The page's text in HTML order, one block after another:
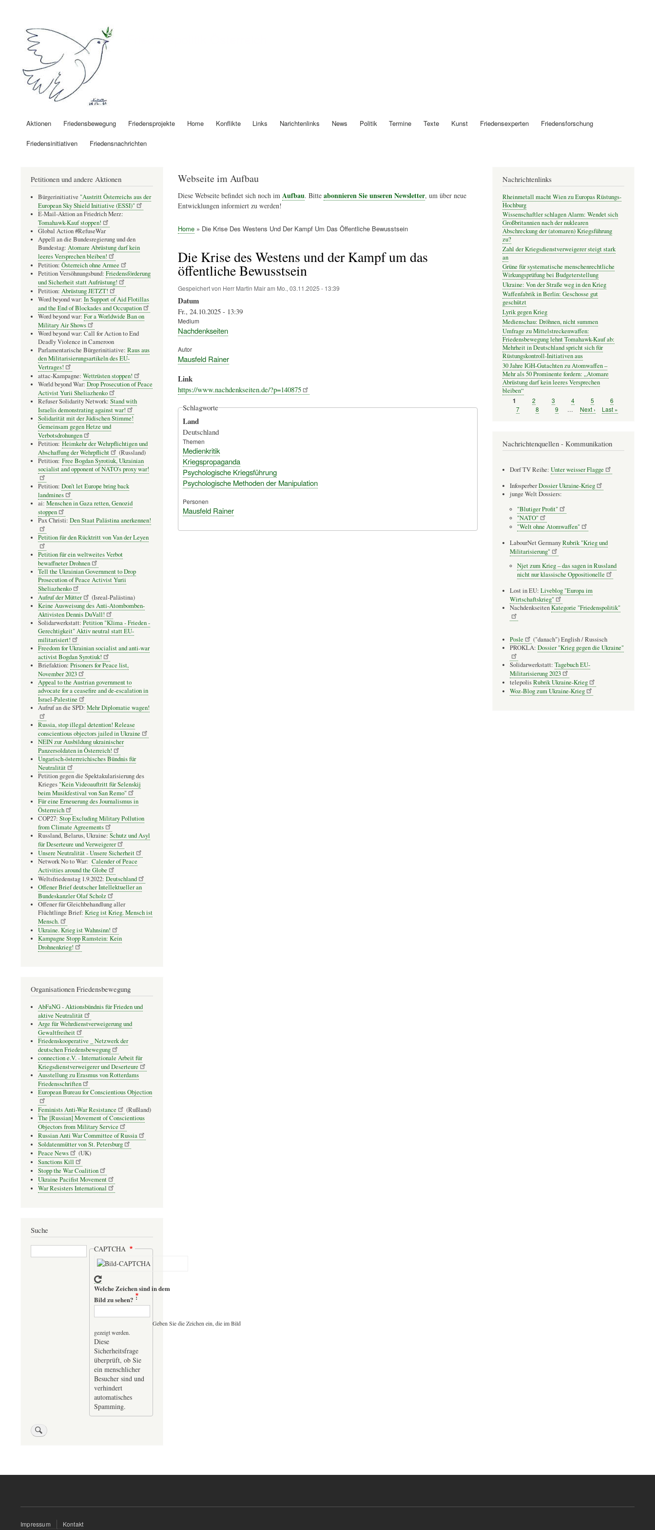
Hauptnavigation
Aktionen Friedensbewegung Friedensprojekte Home Konflikte Links Narichtenlinks News Politik Termine Texte Kunst Friedensexperten Friedensforschung
Friedensinitiativen Friedensnachrichten
Webseite im Aufbau
Diese Webseite befindet sich noch im Aufbau. Bitte abonnieren Sie unseren Newsletter, um über neue
Entwicklungen informiert zu werden!
Home Die Krise Des Westens Und Der Kampf Um Das Öffentliche Bewusstsein
Die Krise des Westens und der Kampf um das
öffentliche Bewusstsein
Gespeichert von Herr Martin Mairam Mo., 03.11.2025 - 13:39
Datum
Fr., 24.10.2025 - 13:39
Medium
Nachdenkseiten
Autor
Mausfeld Rainer
Link
https://www.nachdenkseiten.de/?p=140875
Schlagworte
Land
Deutschland
Themen
Medienkritik
Kriegspropaganda
Psychologische Kriegsführung
Psychologische Methoden der Manipulation
Personen
Mausfeld Rainer
Petitionen und andere Aktionen
Bürgerinitiative "Austritt Österreichs aus der
European Sky Shield Initiative (ESSI)"
E-Mail-Aktion an Friedrich Merz:
Tomahawk-Kauf stoppen!
Global Action #RefuseWar
Appell an die Bundesregierung und den
Bundestag: Atomare Abrüstung darf kein
leeres Versprechen bleiben!
Petition: Österreich ohne Armee
Petition Versöhnungsbund: Friedensförderung
und Sicherheit statt Aufrüstung!
Petition: Abrüstung JETZT!
Word beyond war: In Support of Aid Flotillas
and the End of Blockades and Occupation
Word beyond war: For a Worldwide Ban on
Military Air Shows
Word beyond war: Call for Action to End
Deadly Violence in Cameroon
Parlamentarische Bürgerinitiative: Raus aus
den Militarisierungsartikeln des EU-
Vertrages!
attac-Kampagne: Wettrüsten stoppen!
World beyond War: Drop Prosecution of Peace
Activist Yurii Sheliazhenko
Refuser Solidarity Network: Stand with
Israelis demonstrating against war!
Solidarität mit der Jüdischen Stimme!
Gemeinsam gegen Hetze und
Verbotsdrohungen
Petition: Heimkehr der Wehrpflichtigen und
Abschaffung der Wehrpflicht
(Russland)
Petition: Free Bogdan Syrotiuk, Ukrainian
socialist and opponent of NATO's proxy war!
Petition: Don’t let Europe bring back
landmines
ai: Menschen in Gaza retten, Genozid
stoppen
Pax Christi: Den Staat Palästina anerkennen!
Petition für den Rücktritt von Van der Leyen
Petition für ein weltweites Verbot
bewaffneter Drohnen
Tell the Ukrainian Government to Drop
Prosecution of Peace Activist Yurii
Sheliazhenko
Aufruf der Mütter
(Isreal-Palästina)
Keine Ausweisung des Anti-Atombomben-
Aktivisten Dennis DuVall!
Solidarwerkstatt: Petition "Klima - Frieden -
Gerechtigkeit" Aktiv neutral statt EU-
militarisiert!
Freedom for Ukrainian socialist and anti-war
activist Bogdan Syrotiuk!
Briefaktion: Prisoners for Peace list,
November 2023
Appeal to the Austrian government to
advocate for a ceasefire and de-escalation in
Israel-Palestine
Aufruf an die SPD: Mehr Diplomatie wagen!
Russia, stop illegal detention! Release
conscientious objectors jailed in Ukraine
NEIN zur Ausbildung ukrainischer
Panzersoldaten in Österreich!
Ungarisch-österreichisches Bündnis für
Neutralität
Petition gegen die Spektakularisierung des
Krieges "Kein Videoauftritt für Selenskij
beim Musikfestival von San Remo"
Für eine Erneuerung des Journalismus in
Österreich
COP27: Stop Excluding Military Pollution
from Climate Agreements
Russland, Belarus, Ukraine: Schutz und Asyl
für Deserteure und Verweigerer
Unsere Neutralität - Unsere Sicherheit
Network No to War: Calender of Peace
Activities around the Globe
Weltsfriedenstag 1.9.2022: Deutschland
Offener Brief deutscher Intellektueller an
Bundeskanzler Olaf Scholz
Offener für Gleichbehandlung aller
Flüchtlinge Brief: Krieg ist Krieg. Mensch ist
Mensch.
Ukraine. Krieg ist Wahnsinn!
Kampagne Stopp Ramstein: Kein
Drohnenkrieg!
Organisationen Friedensbewegung
AbFaNG - Aktionsbündnis für Frieden und
aktive Neutralität
Arge für Wehrdienstverweigerung und
Gewaltfreiheit
Friedenskooperative _ Netzwerk der
deutschen Friedensbewegung
connection e.V. - Inter­na­tio­nale Arbeit für
Kriegs­dienst­ver­wei­gerer und Deser­teure
Ausstellung zu Erasmus von Rotterdams
Friedensschriften
European Bureau for Conscientious Objection
Feminists Anti-War Resistance
(Rußland)
The [Russian] Movement of Conscientious
Objectors from Military Service
Russian Anti War Committee of Russia
Soldatenmütter von St. Petersburg
Peace News
(UK)
Sanctions Kill
Stopp the War Coalition
Ukraine Pacifist Movement
War Resisters International
Suche
Suche CAPTCHA
Welche Zeichen sind in dem
Bild zu sehen?
Geben Sie die Zeichen ein, die im Bild
gezeigt werden.
Diese
Sicherheitsfrage
überprüft, ob Sie
ein menschlicher
Besucher sind und
verhindert
automatisches
Spamming.
Nachrichtenlinks
Rheinmetall macht Wien zu Europas Rüstungs-
Hochburg
Wissenschaftler schlagen Alarm: Wendet sich
Großbritannien nach der nuklearen
Abschreckung der (atomaren) Kriegsführung
zu?
Zahl der Kriegsdienstverweigerer steigt stark
an
Grüne für systematische menschenrechtliche
Wirkungsprüfung bei Budgeterstellung
Ukraine: Von der Straße weg in den Krieg
Waffenfabrik in Berlin: Geschosse gut
geschützt
Lyrik gegen Krieg
Medienschau: Dröhnen, nicht summen
Umfrage zu Mittelstreckenwaffen:
Friedensbewegung lehnt Tomahawk-Kauf ab:
Mehrheit in Deutschland spricht sich für
Rüstungskontroll-Initiativen aus
30 Jahre IGH-Gutachten zu Atomwaffen –
Mehr als 50 Prominente fordern: „Atomare
Abrüstung darf kein leeres Versprechen
bleiben“
Seitennummerierung
Seite
1 Seite
2 Seite
3 Seite
4 Seite
5 Seite
6
Seite
7 Seite
8 Seite
9 …
Nächste
Next ›
Letzte
Last »
Nachrichtenquellen - Kommunikation
Dorf TV Reihe: Unter weisser Flagge
InfosperberDossier Ukraine-Krieg
junge Welt Dossiers:
"Blutiger Profit"
"NATO"
"Welt ohne Atomwaffen"
LabourNet GermanyRubrik "Krieg und
Militarisierung"
Njet zum Krieg – das sagen in Russland
nicht nur klassische Oppositionelle
Lost in EU: Liveblog "Europa im
Wirtschaftskrieg"
NachdenkseitenKategorie "Friedenspolitik"
Posle
("danach") English / Russisch
PROKLA: Dossier "Krieg gegen die Ukraine"
Solidarwerkstatt: Tagebuch EU-
Militarisierung 2023
telepolisRubrik Ukraine-Krieg
Woz-Blog zum Ukraine-Krieg
Fußzeilenmenü
Impressum Kontakt